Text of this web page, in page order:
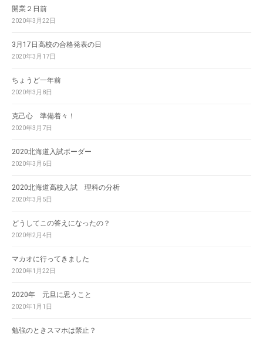
開業２日前
2020年3月22日
3月17日高校の合格発表の日
2020年3月17日
ちょうど一年前
2020年3月8日
克己心 準備着々！
2020年3月7日
2020北海道入試ボーダー
2020年3月6日
2020北海道高校入試 理科の分析
2020年3月5日
どうしてこの答えになったの？
2020年2月4日
マカオに行ってきました
2020年1月22日
2020年 元旦に思うこと
2020年1月1日
勉強のときスマホは禁止？